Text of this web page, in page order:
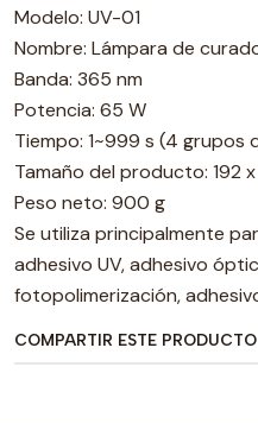
Modelo: UV-01
Nombre: Lámpara de
Banda: 365 nm
Potencia: 65 W
Tiempo: 1~999 s (4 grupos
Tamaño del producto: 192 x
Peso neto: 900 g
Se utiliza principalmente
adhesivo UV, adhesivo
fotopolimerización,
COMPARTIR ESTE PRODUCTO